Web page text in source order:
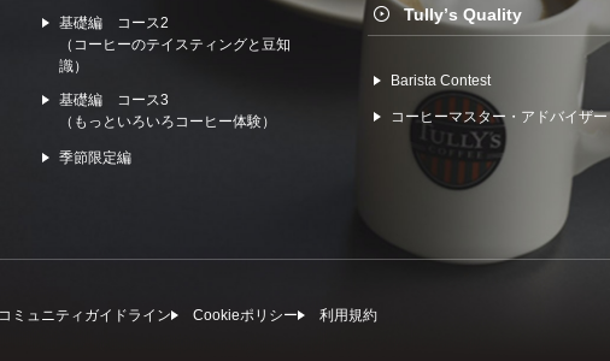
基礎編 コース2
（コーヒーのテイスティングと豆知
識）
基礎編 コース3
（もっといろいろコーヒー体験）
季節限定編
Tullyʼs Quality
Barista Contest
コーヒーマスター・アドバイザー
コミュニティガイドライン Cookieポリシー 利⽤規約